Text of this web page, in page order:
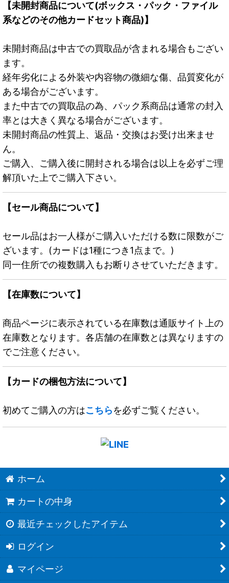
【未開封商品について(ボックス・パック・ファイル
系などのその他カードセット商品)】
未開封商品は中古での買取品が含まれる場合もござい
ます。
経年劣化による外装や内容物の微細な傷、品質変化が
ある場合がございます。
また中古での買取品の為、パック系商品は通常の封入
率とは大きく異なる場合がございます。
未開封商品の性質上、返品・交換はお受け出来ませ
ん。
ご購入、ご購入後に開封される場合は以上を必ずご理
解頂いた上でご購入下さい。
【セール商品について】
セール品はお一人様がご購入いただける数に限数がご
ざいます。(カードは1種につき1点まで。)
同一住所での複数購入もお断りさせていただきます。
【在庫数について】
商品ページに表示されている在庫数は通販サイト上の
在庫数となります。各店舗の在庫数とは異なりますの
でご注意ください。
【カードの梱包方法について】
初めてご購入の方はこちらを必ずご覧ください。
ホーム
カートの中身
最近チェックしたアイテム
ログイン
マイページ